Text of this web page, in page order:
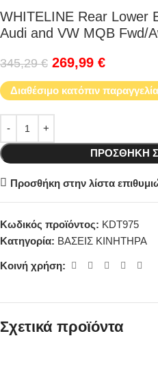
WHITELINE Rear Lower
Audi and VW MQB Fwd/
345,29€ 269,99 €
Διαθέσιμο κατόπιν
ΠΡΟΣΘΉΚΗ
Προσθήκη στην λίστα
Κωδικός προϊόντος: KDT975
Κατηγορία: ΒΑΣΕΙΣ ΚΙΝΗΤΗΡΑ
Κοινή χρήση:
Σχετικά προϊόντα